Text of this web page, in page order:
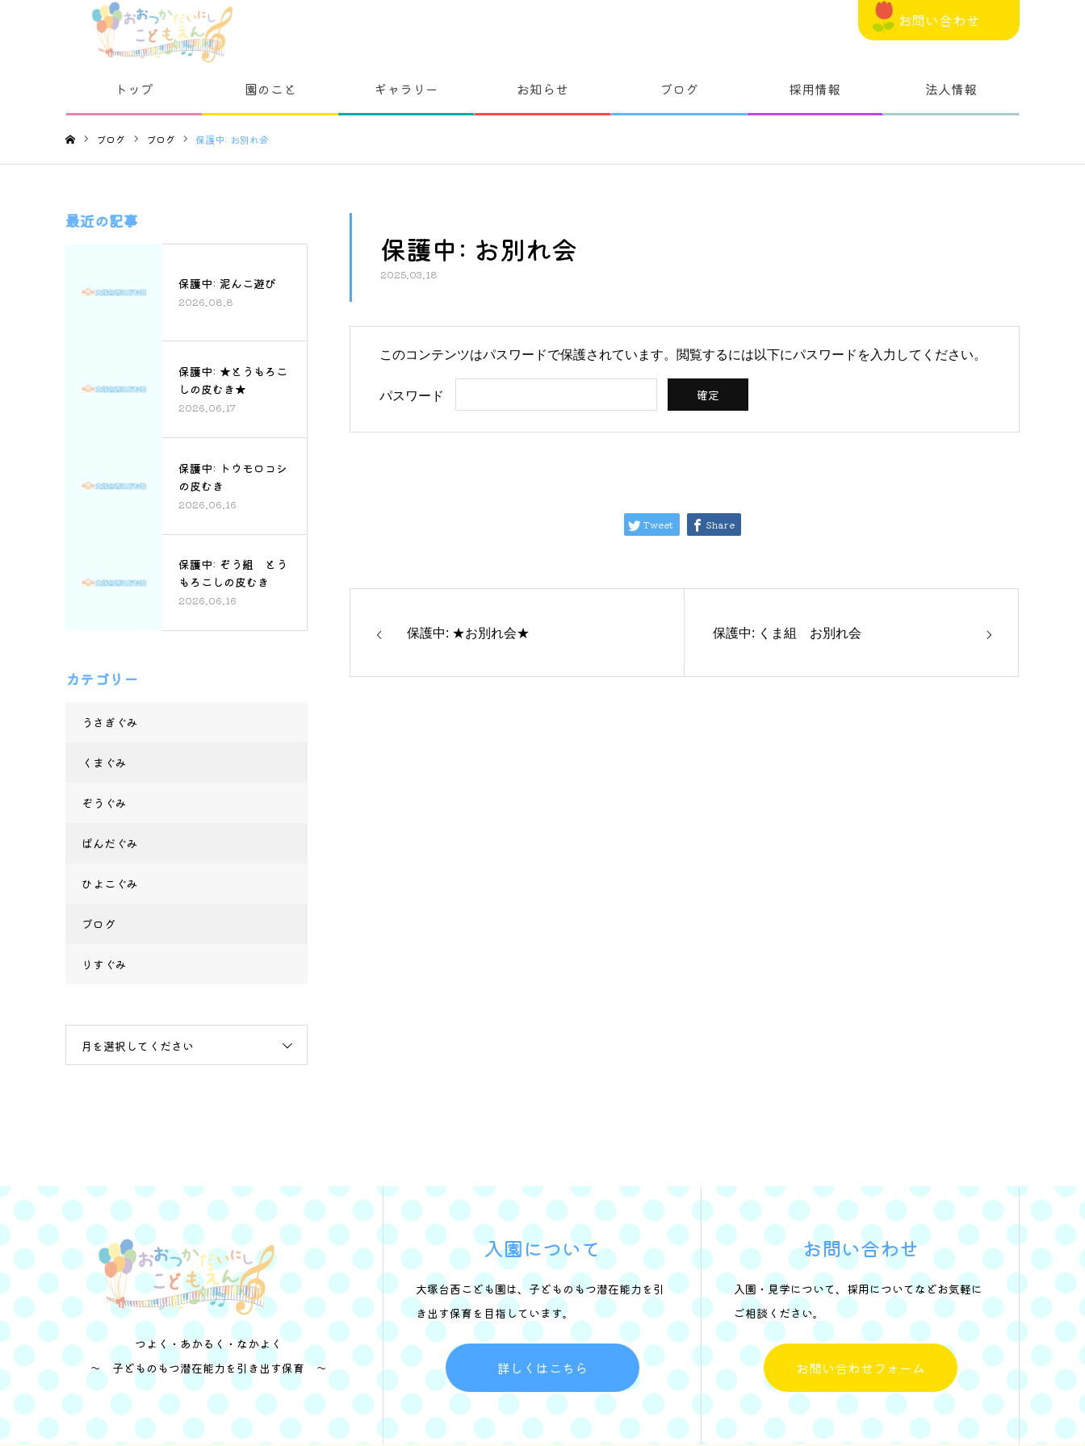
お問い合わせ
トップ 園のこと ギャラリー お知らせ ブログ 採用情報 法人情報
ブログ ブログ 保護中: お別れ会
保護中: お別れ会
2025.03.18
このコンテンツはパスワードで保護されています。閲覧するには以下にパスワードを入力してください。
パスワード
Tweet Share
保護中: ★お別れ会★ 保護中: くま組 お別れ会
最近の記事
保護中: 泥んこ遊び
2026.08.8
保護中: ★とうもろこ
しの皮むき★
2026.06.17
保護中: トウモロコシ
の皮むき
2026.06.16
保護中: ぞう組 とう
もろこしの皮むき
2026.06.16
カテゴリー
うさぎぐみ
くまぐみ
ぞうぐみ
ぱんだぐみ
ひよこぐみ
ブログ
りすぐみ
月を選択してください
つよく・あかるく・なかよく
～ 子どものもつ潜在能力を引き出す保育 ～
入園について
大塚台西こども園は、子どものもつ潜在能力を引
き出す保育を目指しています。
詳しくはこちら
お問い合わせ
入園・見学について、採用についてなどお気軽に
ご相談ください。
お問い合わせフォーム